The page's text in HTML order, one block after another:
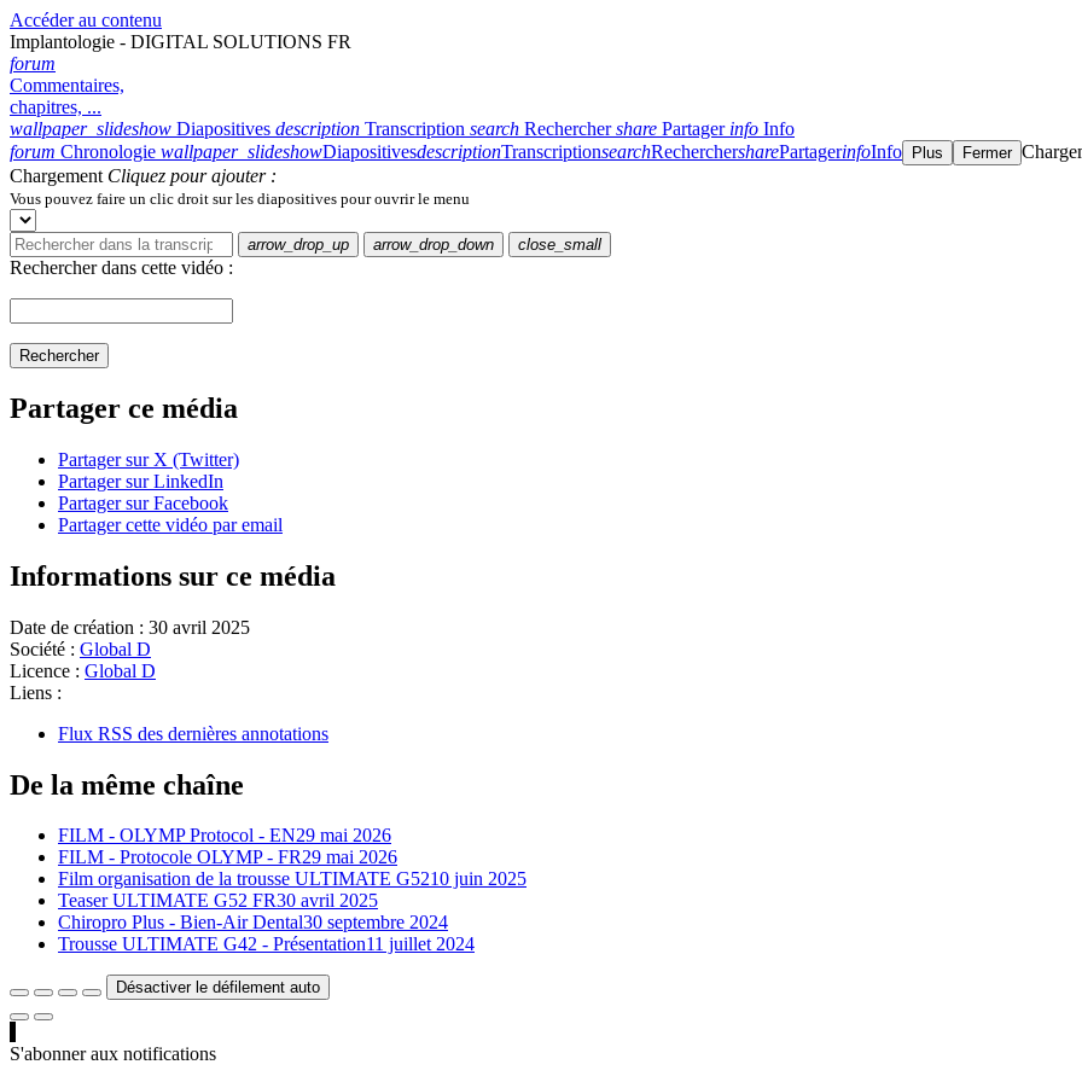
Accéder au contenu
Implantologie - DIGITAL SOLUTIONS FR
forum
Commentaires,
chapitres, ...
wallpaper_slideshow Diapositives description Transcription search Rechercher share Partager info Info
forum Chronologie wallpaper_slideshowDiapositivesdescriptionTranscriptionsearchRecherchersharePartagerinfoInfo Plus Fermer
Chargement Cliquez pour ajouter :
Vous pouvez faire un clic droit sur les diapositives pour ouvrir le menu
arrow_drop_up arrow_drop_down close_small
Rechercher dans cette vidéo :
Rechercher
Partager ce média
Partager sur X (Twitter)
Partager sur LinkedIn
Partager sur Facebook
Partager cette vidéo par email
Informations sur ce média
Date de création : 30 avril 2025
Société : Global D
Licence : Global D
Liens :
Flux RSS des dernières annotations
De la même chaîne
FILM - OLYMP Protocol - EN29 mai 2026
FILM - Protocole OLYMP - FR29 mai 2026
Film organisation de la trousse ULTIMATE G5210 juin 2025
Teaser ULTIMATE G52 FR30 avril 2025
Chiropro Plus - Bien-Air Dental30 septembre 2024
Trousse ULTIMATE G42 - Présentation11 juillet 2024
Désactiver le défilement auto
S'abonner aux notifications